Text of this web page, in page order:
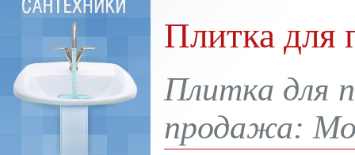
Плитка для
Плитка для
продажа: